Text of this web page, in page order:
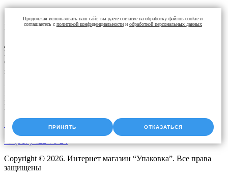
Контакты
Доставка упаковки: Уфа, Казань, Набережные Челны,
Екатеринбург, Челябинск, Оренбург, Самара, Пермь, Курган.
Оперативная доставка до адреса. Скидки постоянным
клиентам. Звоните!
Время работы:
Пн-Чт с 9:00 до 18:00
Пт с 9.00 до 17.00
upak2008@bk.ru
+7 (917) 422-76-24
Copyright © 2026. Интернет магазин “Упаковка”. Все права
защищены
Продолжая использовать наш сайт, вы даете согласие на обработку файлов cookie и
соглашаетесь с политикой конфиденциальностии обработкой персональных данных
ПРИНЯТЬ ОТКАЗАТЬСЯ